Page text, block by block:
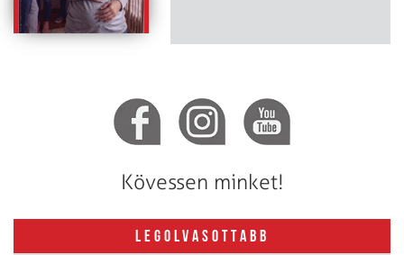
Kövessen minket!
LEGOLVASOTTABB